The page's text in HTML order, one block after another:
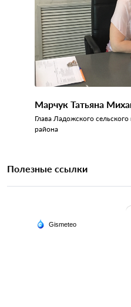
Марчук Татьяна
Глава Ладожского
района
Полезные ссылки